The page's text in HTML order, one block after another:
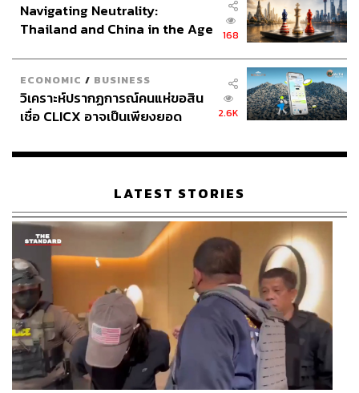
Navigating Neutrality:
Thailand and China in the Age
168
ECONOMIC / BUSINESS
วิเคราะห์ปรากฏการณ์คนแห่ขอสิน
เชื่อ CLICX อาจเป็นเพียงยอด
เรือนไทยที่ถูกซุกไว้
2.6K
LATEST STORIES